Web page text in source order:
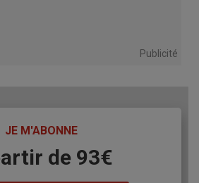
Publicité
JE M'ABONNE
de 93€